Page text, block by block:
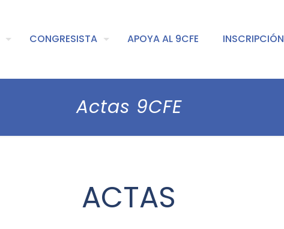
CONGRESISTA APOYA AL 9CFE INSCRIPCIÓN
Actas 9CFE
ACTAS